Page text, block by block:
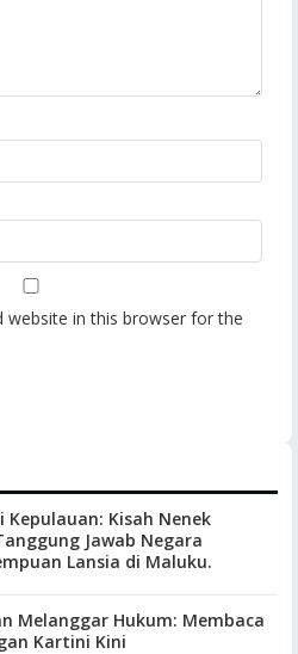
website in this browser for the
Kepulauan: Kisah Nenek
Jawab Negara
Lansia di Maluku.
Melanggar Hukum: Membaca
Kartini Kini